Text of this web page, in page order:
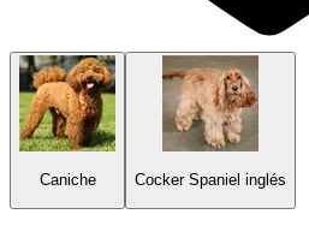
Caniche Cocker Spaniel inglés